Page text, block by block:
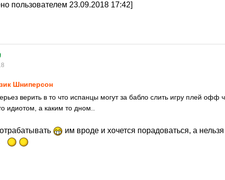
пользователем 23.09.2018 17:42]
Шниперсон
верить в то что испанцы могут за бабло слить игру плей офф
идиотом, а каким то дном..
им вроде и хочется порадоваться, а нельзя